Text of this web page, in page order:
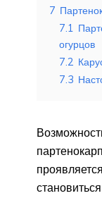
7
7.1
огурцов
7.2
7.3